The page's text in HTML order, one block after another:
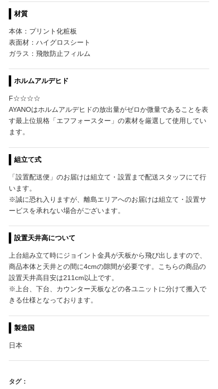
材質
本体：プリント化粧板
表面材：ハイグロスシート
ガラス：飛散防止フィルム
ホルムアルデヒド
F☆☆☆☆
AYANOはホルムアルデヒドの放出量がゼロか微量であることを表
す最上位規格「エフフォースター」の素材を厳選して使用してい
ます。
組立て式
「設置配送便」のお届けは組立て・設置まで配送スタッフにて行
います。
※誠に恐れ入りますが、離島エリアへのお届けは組立て・設置サ
ービスを承れない場合がございます。
設置天井高について
上台組み立て時にジョイント金具が天板から飛び出しますので、
商品本体と天井との間に4cmの隙間が必要です。こちらの商品の
設置天井高目安は211cm以上です。
※上台、下台、カウンター天板などの各ユニットに分けて搬入で
きる仕様となっております。
製造国
日本
タグ：